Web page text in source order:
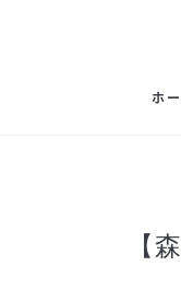
ホ
【